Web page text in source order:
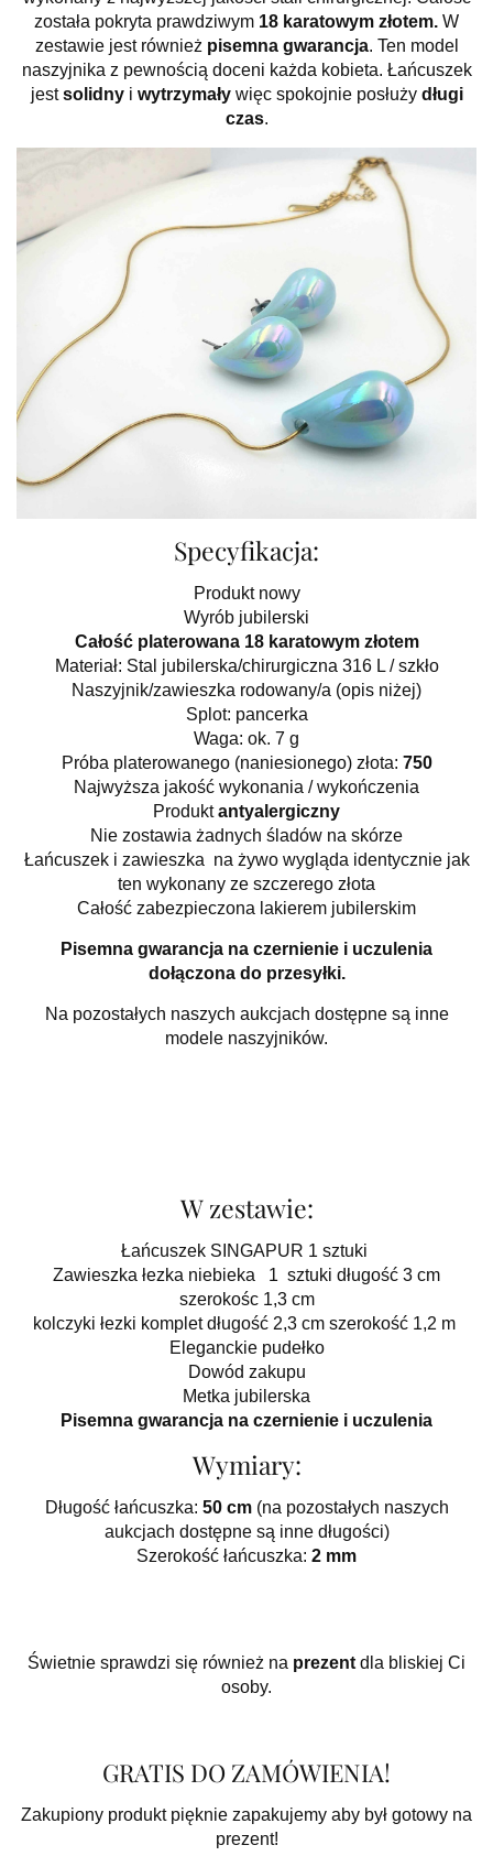
została pokryta prawdziwym 18 karatowym złotem. W
zestawie jest również pisemna gwarancja. Ten model
naszyjnika z pewnością doceni każda kobieta. Łańcuszek
jestsolidnyi wytrzymaływięc spokojnie posłuży długi
czas.
Specyfikacja:
Produkt nowy
Wyrób jubilerski
Całość platerowana 18 karatowym złotem
Materiał: Stal jubilerska/chirurgiczna 316 L / szkło
Naszyjnik/zawieszka rodowany/a (opis niżej)
Splot: pancerka
Waga: ok. 7 g
Próba platerowanego (naniesionego) złota: 750
Najwyższa jakość wykonania / wykończenia
Produktantyalergiczny
Nie zostawia żadnych śladów na skórze
Łańcuszek i zawieszka na żywo wygląda identycznie jak
ten wykonany ze szczerego złota
Całość zabezpieczona lakierem jubilerskim
Pisemna gwarancja na czernienie i uczulenia
dołączona do przesyłki.
Na pozostałych naszych aukcjach dostępne są inne
modele naszyjników.
W zestawie:
Łańcuszek SINGAPUR 1 sztuki
Zawieszka łezka niebieka 1 sztuki długość 3 cm
szerokośc 1,3 cm
kolczyki łezki komplet długość 2,3 cm szerokość 1,2 m
Eleganckie pudełko
Dowód zakupu
Metka jubilerska
Pisemna gwarancja na czernienie i uczulenia
Wymiary:
Długość łańcuszka: 50 cm(na pozostałych naszych
aukcjach dostępne są inne długości)
Szerokość łańcuszka: 2 mm
Świetnie sprawdzi się również na prezent dla bliskiej Ci
osoby.
GRATIS DO ZAMÓWIENIA!
Zakupiony produkt pięknie zapakujemy aby był gotowy na
prezent!